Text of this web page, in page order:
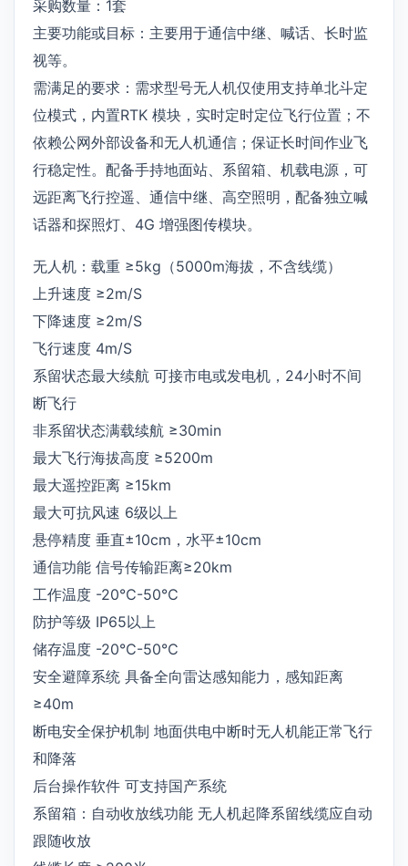
采购数量：1套
主要功能或目标：主要用于通信中继、喊话、长时监
视等。
需满足的要求：需求型号无人机仅使用支持单北斗定
位模式，内置RTK 模块，实时定时定位飞行位置；不
依赖公网外部设备和无人机通信；保证长时间作业飞
行稳定性。配备手持地面站、系留箱、机载电源，可
远距离飞行控遥、通信中继、高空照明，配备独立喊
话器和探照灯、4G 增强图传模块。
无人机：载重 ≥5kg（5000m海拔，不含线缆）
上升速度 ≥2m/S
下降速度 ≥2m/S
飞行速度 4m/S
系留状态最大续航 可接市电或发电机，24小时不间
断飞行
非系留状态满载续航 ≥30min
最大飞行海拔高度 ≥5200m
最大遥控距离 ≥15km
最大可抗风速 6级以上
悬停精度 垂直±10cm，水平±10cm
通信功能 信号传输距离≥20km
工作温度 -20℃-50℃
防护等级 IP65以上
储存温度 -20℃-50℃
安全避障系统 具备全向雷达感知能力，感知距离
≥40m
断电安全保护机制 地面供电中断时无人机能正常飞行
和降落
后台操作软件 可支持国产系统
系留箱：自动收放线功能 无人机起降系留线缆应自动
跟随收放